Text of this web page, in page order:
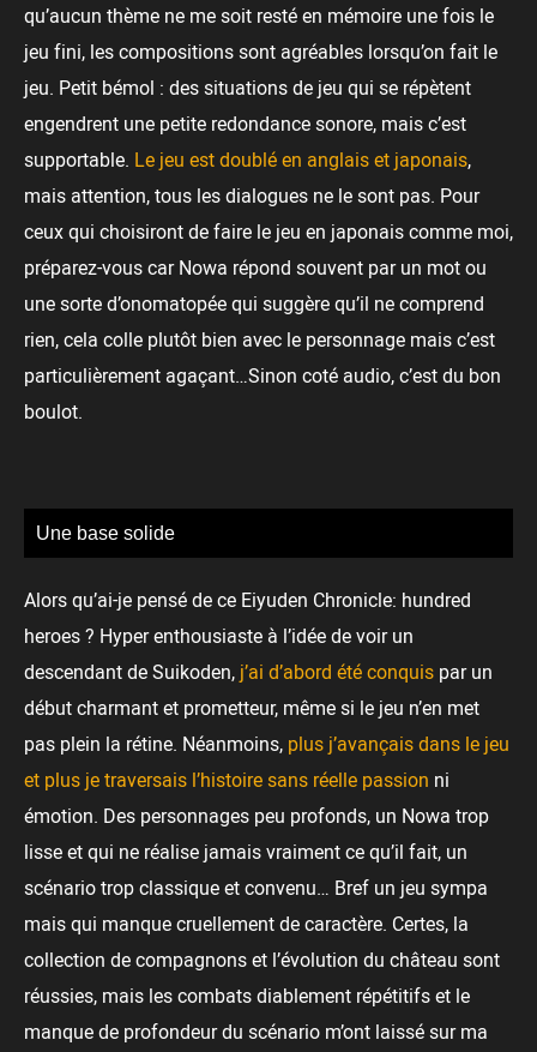
qu’aucun thème ne me soit resté en mémoire une fois le
jeu fini, les compositions sont agréables lorsqu’on fait le
jeu. Petit bémol : des situations de jeu qui se répètent
engendrent une petite redondance sonore, mais c’est
supportable. Le jeu est doublé en anglais et japonais,
mais attention, tous les dialogues ne le sont pas. Pour
ceux qui choisiront de faire le jeu en japonais comme moi,
préparez-vous car Nowa répond souvent par un mot ou
une sorte d’onomatopée qui suggère qu’il ne comprend
rien, cela colle plutôt bien avec le personnage mais c’est
particulièrement agaçant…Sinon coté audio, c’est du bon
boulot.
Une base solide
Alors qu’ai-je pensé de ce Eiyuden Chronicle: hundred
heroes ? Hyper enthousiaste à l’idée de voir un
descendant de Suikoden, j’ai d’abord été conquis par un
début charmant et prometteur, même si le jeu n’en met
pas plein la rétine. Néanmoins, plus j’avançais dans le jeu
et plus je traversais l’histoire sans réelle passion ni
émotion. Des personnages peu profonds, un Nowa trop
lisse et qui ne réalise jamais vraiment ce qu’il fait, un
scénario trop classique et convenu… Bref un jeu sympa
mais qui manque cruellement de caractère. Certes, la
collection de compagnons et l’évolution du château sont
réussies, mais les combats diablement répétitifs et le
manque de profondeur du scénario m’ont laissé sur ma